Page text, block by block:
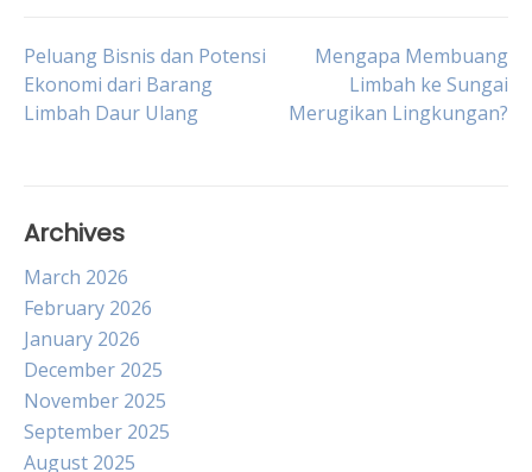
Post
navigation
Peluang Bisnis dan Potensi
Ekonomi dari Barang
Limbah Daur Ulang
Mengapa Membuang
Limbah ke Sungai
Merugikan Lingkungan?
Archives
March 2026
February 2026
January 2026
December 2025
November 2025
September 2025
August 2025